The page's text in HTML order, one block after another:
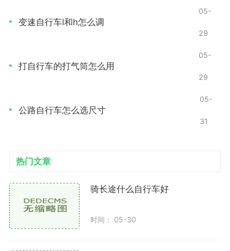
psi（磅/平方英寸）或bar（巴）。对于山地车和公路
车，气压要求可能有所不同。
公路车：通常气压在80-130 psi之间。
确保根据轮胎的要求来调整气压，这样能提高骑行
的舒适性和安全性。
步骤一：准备工作
检查轮胎状态：在充气前，检查轮胎是否有明显的
破损、磨损或者异物。
准备打气筒：确保打气筒没有损坏，检查气筒是否
变速自行车l和h怎么调
05-
29
打自行车的打气筒怎么用
05-
29
公路自行车怎么选尺寸
05-
31
热门文章
骑长途什么自行车好
时间： 05-30